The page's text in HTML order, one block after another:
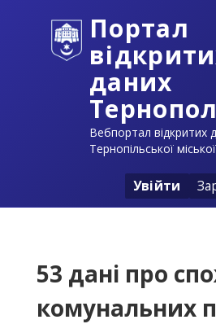
Портал
даних
Вебпортал відкритих
Тернопільської
Увійти
53 дані про
комунальних